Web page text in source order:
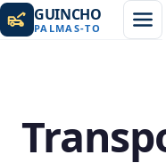
GUINCHO
PALMAS-TO